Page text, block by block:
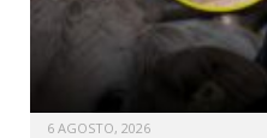
6 AGOSTO, 2026